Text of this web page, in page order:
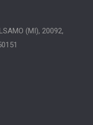
(MI), 20092,